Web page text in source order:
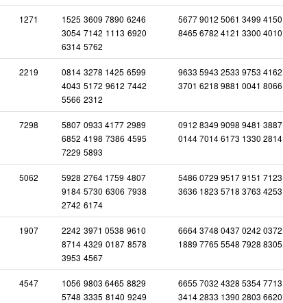
1271 1525 3609 7890 6246
3054 7142 1113 6920
6314 5762
5677 9012 5061 3499 4150
8465 6782 4121 3300 4010
2219 0814 3278 1425 6599
4043 5172 9612 7442
5566 2312
9633 5943 2533 9753 4162
3701 6218 9881 0041 8066
7298 5807 0933 4177 2989
6852 4198 7386 4595
7229 5893
0912 8349 9098 9481 3887
0144 7014 6173 1330 2814
5062 5928 2764 1759 4807
9184 5730 6306 7938
2742 6174
5486 0729 9517 9151 7123
3636 1823 5718 3763 4253
1907 2242 3971 0538 9610
8714 4329 0187 8578
3953 4567
6664 3748 0437 0242 0372
1889 7765 5548 7928 8305
4547 1056 9803 6465 8829
5748 3335 8140 9249
6655 7032 4328 5354 7713
3414 2833 1390 2803 6620